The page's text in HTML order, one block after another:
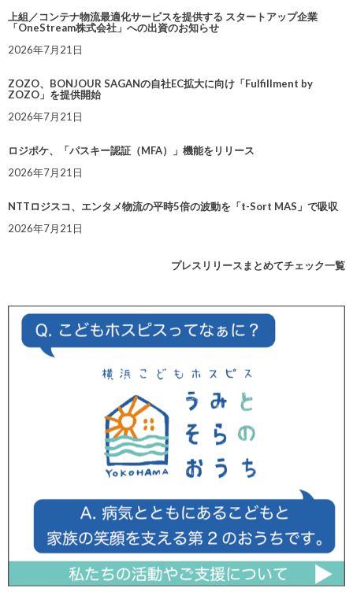
上組／コンテナ物流最適化サービスを提供する スタートアップ企業
「OneStream株式会社」への出資のお知らせ
2026年7月21日
ZOZO、BONJOUR SAGANの自社EC拡大に向け「Fulfillment by
ZOZO」を提供開始
2026年7月21日
ロジポケ、「パスキー認証（MFA）」機能をリリース
2026年7月21日
NTTロジスコ、エンタメ物流の平時5倍の波動を「t-Sort MAS」で吸収
2026年7月21日
プレスリリースまとめてチェック一覧